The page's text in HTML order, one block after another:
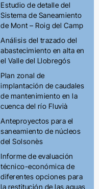
Estudio de detalle del
Sistema de Saneamiento
de Mont – Roig del Camp
Análisis del trazado del
abastecimiento en alta en
el Valle del Llobregós
Plan zonal de
implantación de caudales
de mantenimiento en la
cuenca del río Fluvià
Anteproyectos para el
saneamiento de núcleos
del Solsonès
Informe de evaluación
técnico-económica de
diferentes opciones para
la restitución de las aguas